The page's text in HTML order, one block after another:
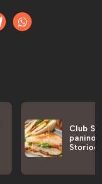
Club
panino